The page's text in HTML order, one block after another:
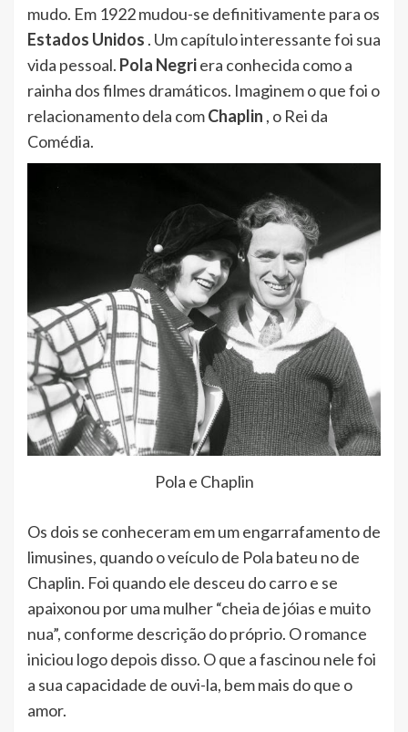
mudo. Em 1922 mudou-se definitivamente para os
Estados Unidos . Um capítulo interessante foi sua
vida pessoal. Pola Negriera conhecida como a
rainha dos filmes dramáticos. Imaginem o que foi o
relacionamento dela comChaplin , o Rei da
Comédia.
Pola e Chaplin
Os dois se conheceram em um engarrafamento de
limusines, quando o veículo de Pola bateu no de
Chaplin. Foi quando ele desceu do carro e se
apaixonou por uma mulher “cheia de jóias e muito
nua”, conforme descrição do próprio. O romance
iniciou logo depois disso. O que a fascinou nele foi
a sua capacidade de ouvi-la, bem mais do que o
amor.